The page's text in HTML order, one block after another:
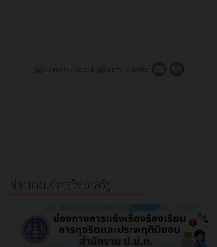
ช่องทางแจ้งทุจริตภาครัฐ